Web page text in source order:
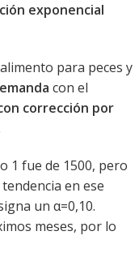
exponencial
para peces y
con el
corrección por
1 fue de 1500, pero
en ese
un α=0,10.
meses, por lo